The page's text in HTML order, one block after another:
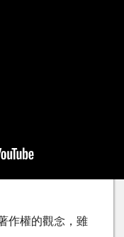
作權的觀念，雖